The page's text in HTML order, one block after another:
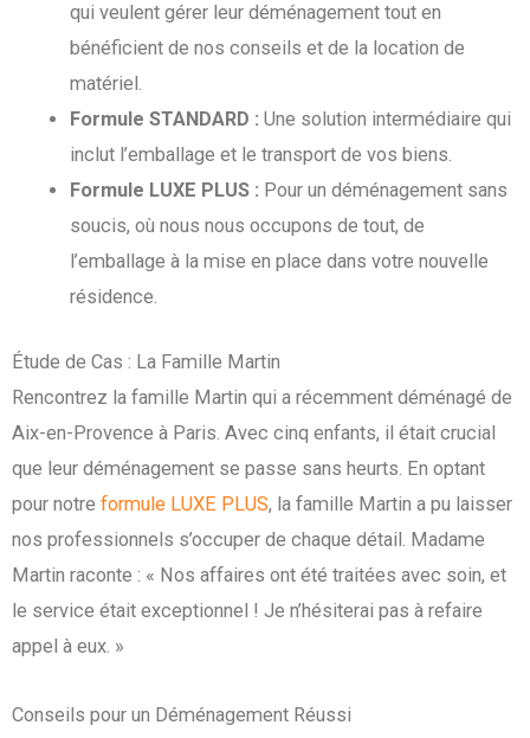
qui veulent gérer leur déménagement tout en
bénéficient de nos conseils et de la location de
matériel.
Formule STANDARD : Une solution intermédiaire qui
inclut l’emballage et le transport de vos biens.
Formule LUXE PLUS : Pour un déménagement sans
soucis, où nous nous occupons de tout, de
l’emballage à la mise en place dans votre nouvelle
résidence.
Étude de Cas : La Famille Martin
Rencontrez la famille Martin qui a récemment déménagé de
Aix-en-Provence à Paris. Avec cinq enfants, il était crucial
que leur déménagement se passe sans heurts. En optant
pour notre formule LUXE PLUS, la famille Martin a pu laisser
nos professionnels s’occuper de chaque détail. Madame
Martin raconte : « Nos affaires ont été traitées avec soin, et
le service était exceptionnel ! Je n’hésiterai pas à refaire
appel à eux. »
Conseils pour un Déménagement Réussi